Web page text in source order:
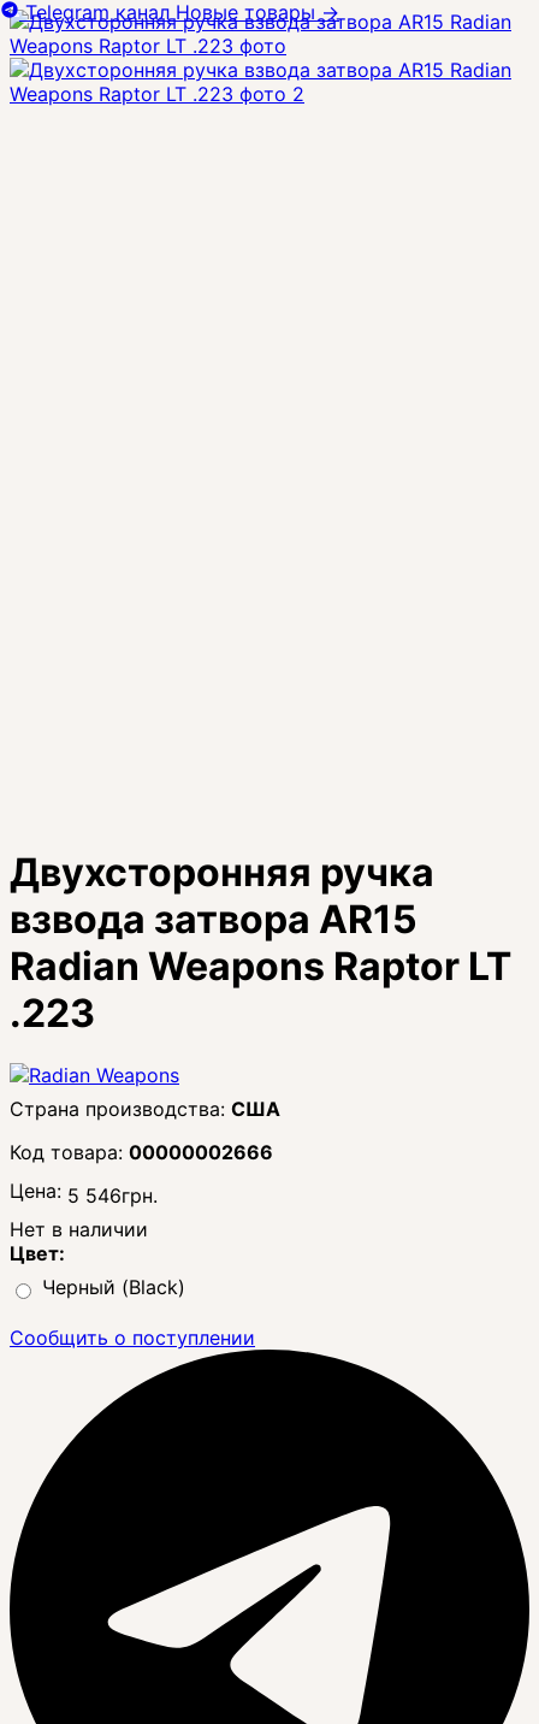
Двухсторонняя ручка
взвода затвора AR15
Radian Weapons Raptor LT
.223
США
00000002666
Цена: 5 546грн.
Нет в наличии
Цвет:
Черный (Black)
Сообщить о поступлении
Telegram канал Новые товары→